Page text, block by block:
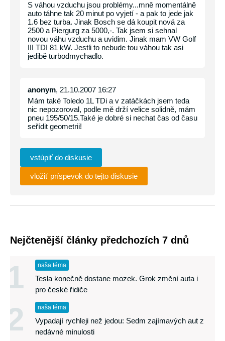
S váhou vzduchu jsou problémy...mně momentálně
auto táhne tak 20 minut po vyjetí - a pak to jede jak
1.6 bez turba. Jinak Bosch se dá koupit nová za
2500 a Piergurg za 5000,-. Tak jsem si sehnal
novou váhu vzduchu a uvidim. Jinak mam VW Golf
III TDI 81 kW. Jestli to nebude tou váhou tak asi
jedibě turbodmychadlo.
anonym, 21.10.2007 16:27
Mám také Toledo 1L TDi a v zatáčkách jsem teda
nic nepozoroval, podle mě drží velice solidně, mám
pneu 195/50/15.Také je dobré si nechat čas od času
seřídit geometrii!
vstúpiť do diskusie
vložiť príspevok do tejto diskusie
Nejčtenější články předchozích 7 dnů
1 naša téma
Tesla konečně dostane mozek. Grok změní auta i
pro české řidiče
2 naša téma
Vypadají rychleji než jedou: Sedm zajímavých aut z
nedávné minulosti